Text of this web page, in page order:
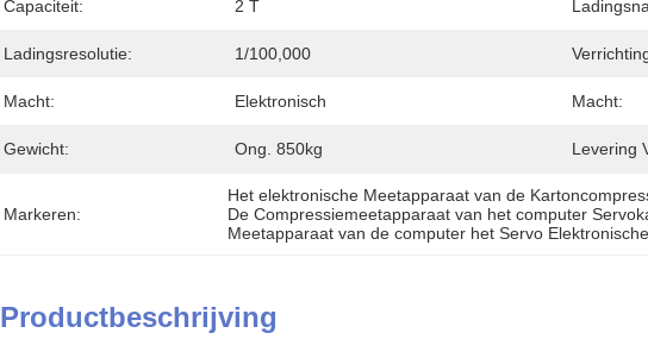
Capaciteit: 2 T
Ladingsresolutie: 1/100,000
Macht: Elektronisch Macht:
Gewicht: Ong. 850kg Levering
Markeren:
Het elektronische Meetapparaat van de
De Compressiemeetapparaat van het computer
Meetapparaat van de computer het Servo
Productbeschrijving